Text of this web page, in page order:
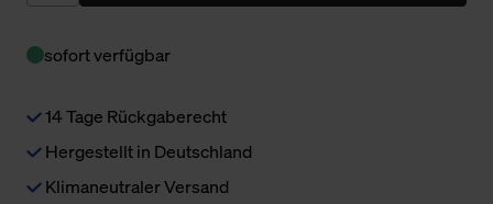
sofort verfügbar
14 Tage Rückgaberecht
Hergestellt in Deutschland
Klimaneutraler Versand